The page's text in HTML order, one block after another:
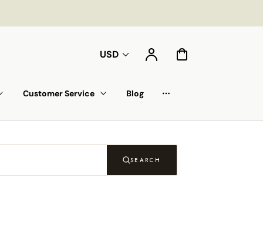
USD Compte Panier
Customer Service Blog
SEARCH